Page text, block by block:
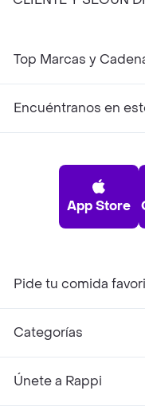
Top Marcas y
Encuéntranos en
App Store
Pide tu comida
Categorías
Únete a Rappi